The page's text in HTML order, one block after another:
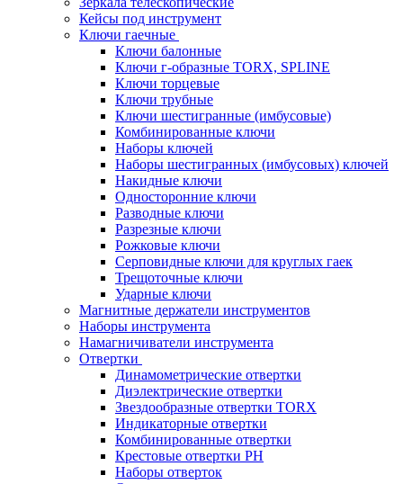
Кейсы под инструмент
Ключи гаечные
Ключи балонные
Ключи г-образные TORX, SPLINE
Ключи торцевые
Ключи трубные
Ключи шестигранные (имбусовые)
Комбинированные ключи
Наборы ключей
Наборы шестигранных (имбусовых) ключей
Накидные ключи
Односторонние ключи
Разводные ключи
Разрезные ключи
Рожковые ключи
Серповидные ключи для круглых гаек
Трещоточные ключи
Ударные ключи
Магнитные держатели инструментов
Наборы инструмента
Намагничиватели инструмента
Отвертки
Динамометрические отвертки
Диэлектрические отвертки
Звездообразные отвертки TORX
Индикаторные отвертки
Комбинированные отвертки
Крестовые отвертки PH
Наборы отверток